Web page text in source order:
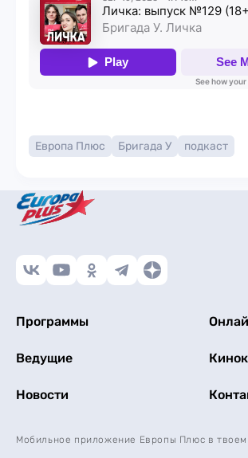
Европа Плюс Бригада У подкаст
Программы
Ведущие
Новости
Мобильное приложение Европы Плюс в твоем